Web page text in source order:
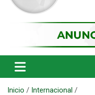
NVC Noticias
Inicio
Internacional